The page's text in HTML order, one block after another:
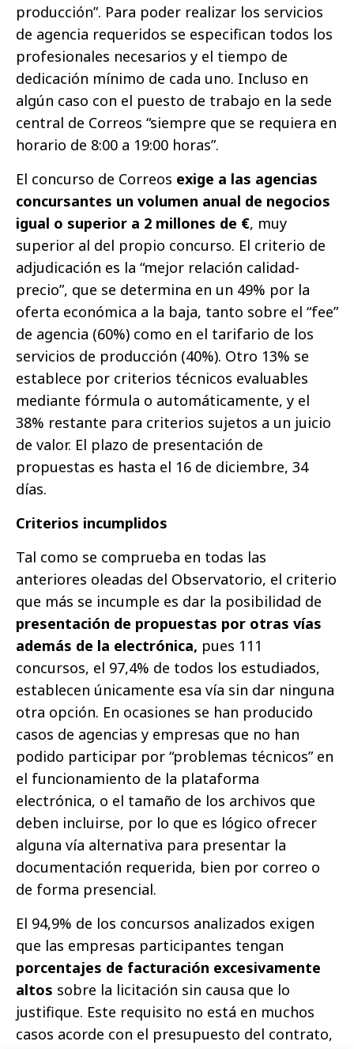
producción”. Para poder realizar los servicios
de agencia requeridos se especifican todos los
profesionales necesarios y el tiempo de
dedicación mínimo de cada uno. Incluso en
algún caso con el puesto de trabajo en la sede
central de Correos “siempre que se requiera en
horario de 8:00 a 19:00 horas”.
El concurso de Correos exige a las agencias
concursantes un volumen anual de negocios
igual o superior a 2 millones de €, muy
superior al del propio concurso. El criterio de
adjudicación es la “mejor relación calidad-
precio”, que se determina en un 49% por la
oferta económica a la baja, tanto sobre el “fee”
de agencia (60%) como en el tarifario de los
servicios de producción (40%). Otro 13% se
establece por criterios técnicos evaluables
mediante fórmula o automáticamente, y el
38% restante para criterios sujetos a un juicio
de valor. El plazo de presentación de
propuestas es hasta el 16 de diciembre, 34
días.
Criterios incumplidos
Tal como se comprueba en todas las
anteriores oleadas del Observatorio, el criterio
que más se incumple es dar la posibilidad de
presentación de propuestas por otras vías
además de la electrónica, pues 111
concursos, el 97,4% de todos los estudiados,
establecen únicamente esa vía sin dar ninguna
otra opción. En ocasiones se han producido
casos de agencias y empresas que no han
podido participar por “problemas técnicos” en
el funcionamiento de la plataforma
electrónica, o el tamaño de los archivos que
deben incluirse, por lo que es lógico ofrecer
alguna vía alternativa para presentar la
documentación requerida, bien por correo o
de forma presencial.
El 94,9% de los concursos analizados exigen
que las empresas participantes tengan
porcentajes de facturación excesivamente
altos sobre la licitación sin causa que lo
justifique. Este requisito no está en muchos
casos acorde con el presupuesto del contrato,